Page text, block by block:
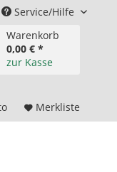
Service/Hilfe
Warenkorb
0,00 € *
zur Kasse
Merkliste